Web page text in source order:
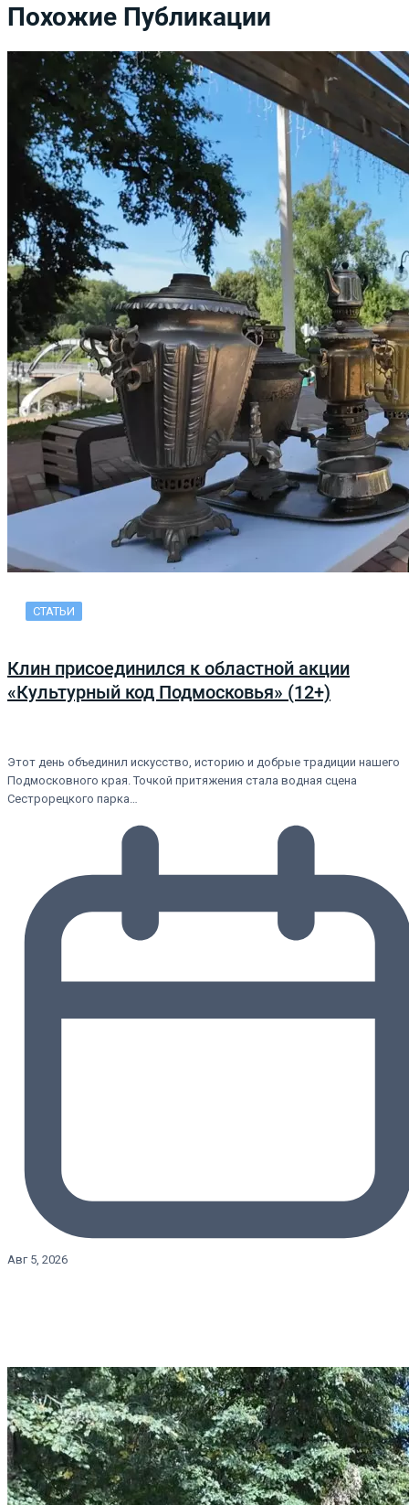
Похожие Публикации
СТАТЬИ
Клин присоединился к областной акции
«Культурный код Подмосковья» (12+)
Этот день объединил искусство, историю и добрые традиции нашего
Подмосковного края. Точкой притяжения стала водная сцена
Сестрорецкого парка…
Авг 5, 2026